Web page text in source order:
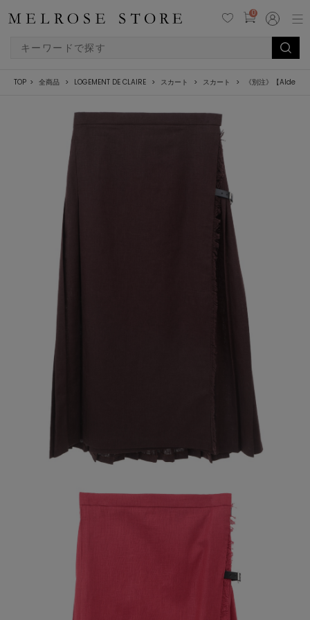
0
TOP 全商品 LOGEMENT DE CLAIRE スカート スカート 《別注》【